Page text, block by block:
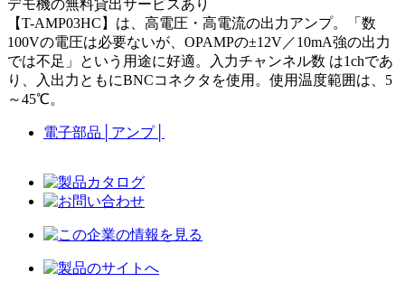
デモ機の無料貸出サービスあり
【T-AMP03HC】は、高電圧・高電流の出力アンプ。「数
100Vの電圧は必要ないが、OPAMPの±12V／10mA強の出力
では不足」という用途に好適。入力チャンネル数 は1chであ
り、入出力ともにBNCコネクタを使用。使用温度範囲は、5
～45℃。
電子部品 アンプ│